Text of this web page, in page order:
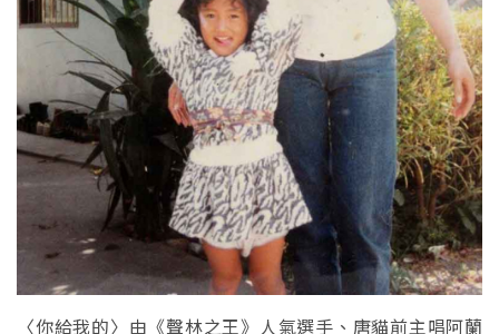
〈你給我的〉由《聲林之王》人氣選手、唐貓前主唱阿蘭